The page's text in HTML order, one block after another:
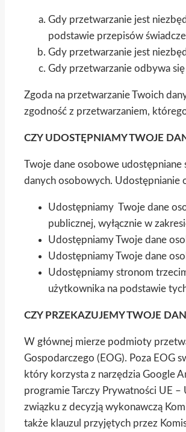
Gdy przetwarzanie jest
podstawie przepisów
Gdy przetwarzanie jest
Gdy przetwarzanie odbywa
Zgoda na przetwarzanie Twoich
zgodność z przetwarzaniem,
CZY UDOSTĘPNIAMY TWOJE
Twoje dane osobowe udostępniane
danych osobowych. Udostępnianie
Udostępniamy Twoje dane
publicznej, wyłącznie w
Udostępniamy Twoje dane
Udostępniamy Twoje dane
Udostępniamy stronom
użytkownika na podstawie
CZY PRZEKAZUJEMY TWOJE
W głównej mierze podmioty
Gospodarczego (EOG). Poza EOG
który korzysta z narzędzia Google
programie Tarczy Prywatności UE
związku z decyzją wykonawczą
także klauzul przyjętych przez